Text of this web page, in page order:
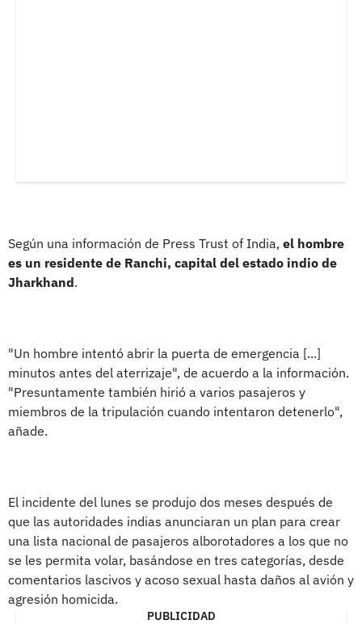
Según una información de Press Trust of India, el hombre
es un residente de Ranchi, capital del estado indio de
Jharkhand.
"Un hombre intentó abrir la puerta de emergencia [...]
minutos antes del aterrizaje", de acuerdo a la información.
"Presuntamente también hirió a varios pasajeros y
miembros de la tripulación cuando intentaron detenerlo",
añade.
El incidente del lunes se produjo dos meses después de
que las autoridades indias anunciaran un plan para crear
una lista nacional de pasajeros alborotadores a los que no
se les permita volar, basándose en tres categorías, desde
comentarios lascivos y acoso sexual hasta daños al avión y
agresión homicida.
PUBLICIDAD